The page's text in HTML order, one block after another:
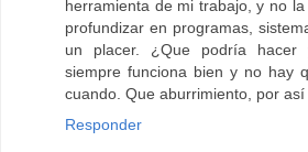
herramienta de mi trabajo, y no
profundizar en programas,
un placer. ¿Que podría
siempre funciona bien y no hay
cuando. Que aburrimiento, por así
Responder